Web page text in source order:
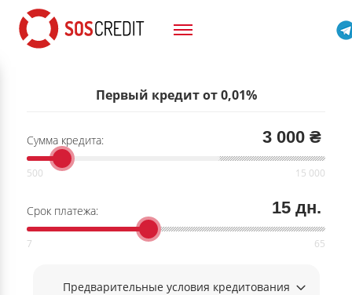
Первый кредит от 0,01%
Сумма кредита: 3 000 ₴
Срок платежа: 15 дн.
Предварительные условия кредитования